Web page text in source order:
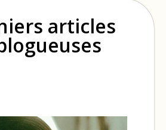
articles